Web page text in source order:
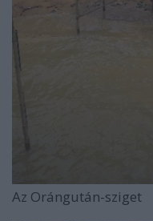
Az Orángután-sziget